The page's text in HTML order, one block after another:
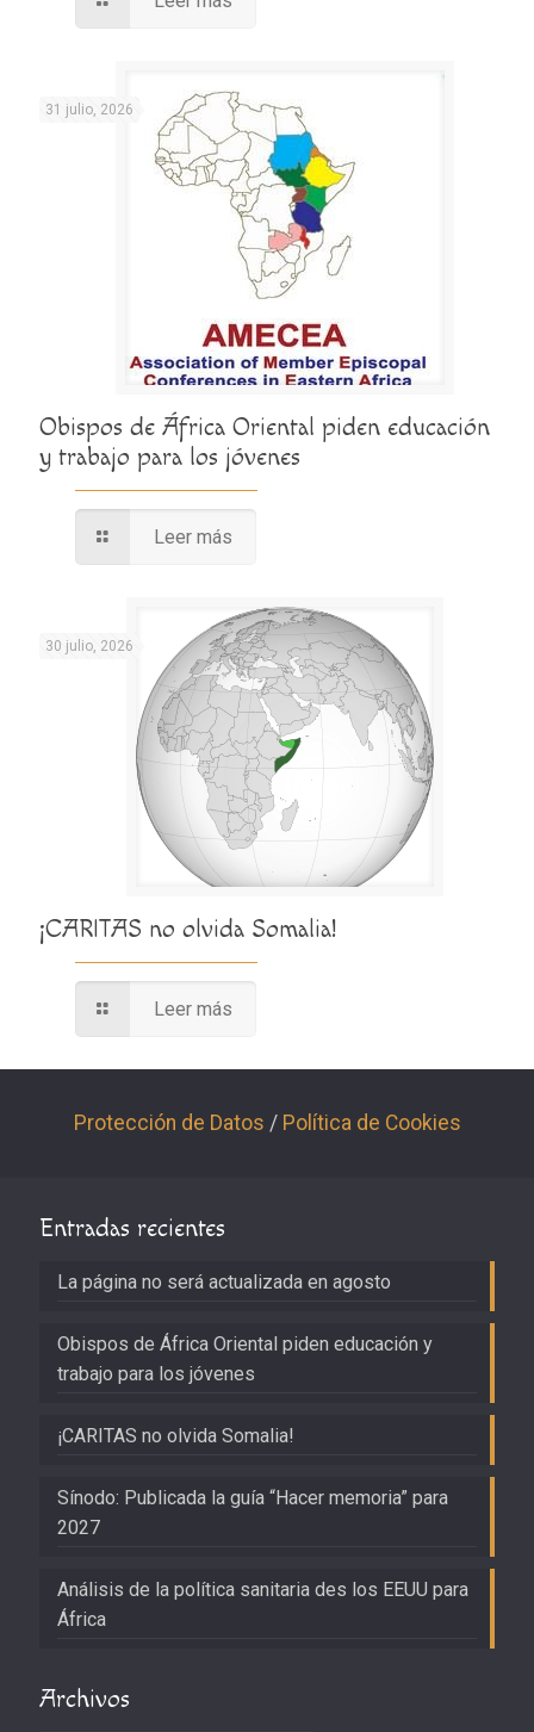
31 julio, 2026
Obispos de África Oriental piden educación
y trabajo para los jóvenes
Leer más
30 julio, 2026
¡CARITAS no olvida Somalia!
Leer más
Protección de Datos / Política de Cookies
Entradas recientes
La página no será actualizada en agosto
Obispos de África Oriental piden educación y
trabajo para los jóvenes
¡CARITAS no olvida Somalia!
Sínodo: Publicada la guía “Hacer memoria” para
2027
Análisis de la política sanitaria des los EEUU para
África
Archivos